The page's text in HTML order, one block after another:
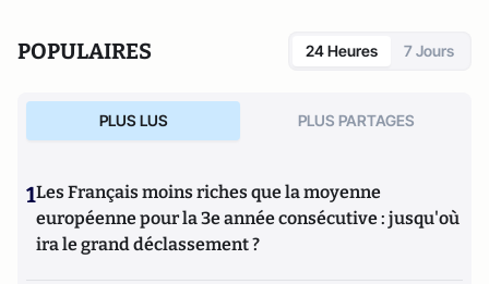
POPULAIRES 24 Heures 7 Jours
PLUS LUS PLUS PARTAGES
1Les Français moins riches que la moyenne
européenne pour la 3e année consécutive : jusqu'où
ira le grand déclassement ?